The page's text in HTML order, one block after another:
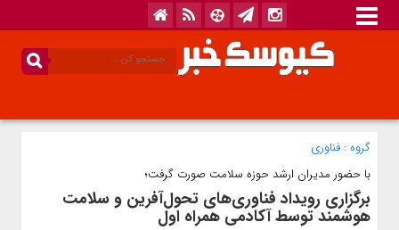
گروه : فناوری
با حضور مدیران ارشد حوزه سلامت صورت گرفت؛
برگزاری رویداد فناوری‌های تحول‌آفرین و سلامت
هوشمند توسط آکادمی همراه اول